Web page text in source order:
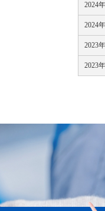
2024
2024
2023
2023